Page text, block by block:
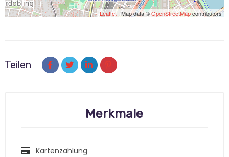
Leaflet | Map data ©OpenStreetMapcontributors
Teilen
Merkmale
Kartenzahlung